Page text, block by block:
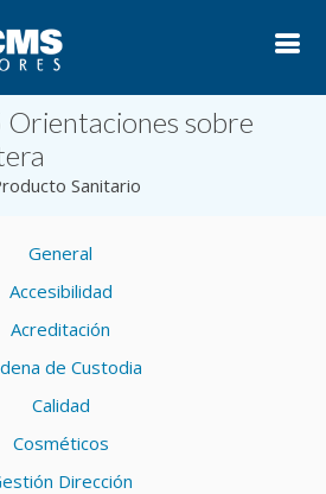
sobre
Sanitario
General
Accesibilidad
Acreditación
de Custodia
Calidad
Cosméticos
Dirección